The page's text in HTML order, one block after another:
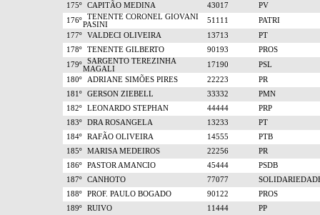
175º
CAPITÃO MEDINA 43017
PV
176º
TENENTE CORONEL GIOVANI
PASINI
51111
PATRI
177º
VALDECI OLIVEIRA 13713
PT
178º
TENENTE GILBERTO 90193
PROS
179º
SARGENTO TEREZINHA
MAGALI
17190
PSL
180º
ADRIANE SIMÕES PIRES 22223
PR
181º
GERSON ZIEBELL 33332
PMN
182º
LEONARDO STEPHAN 44444
PRP
183º
DRA ROSANGELA 13233
PT
184º
RAFÃO OLIVEIRA 14555
PTB
185º
MARISA MEDEIROS 22256
PR
186º
PASTOR AMANCIO 45444
PSDB
187º
CANHOTO 77077
188º
PROF. PAULO BOGADO 90122
PROS
189º
RUIVO 11444
PP